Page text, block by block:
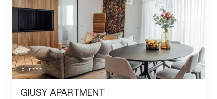
91 FOTO
GIUSY APARTMENT